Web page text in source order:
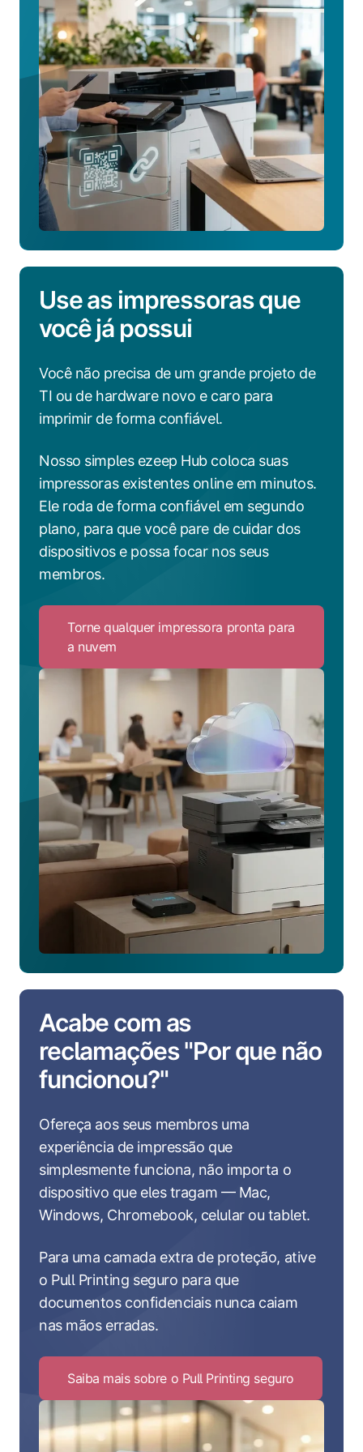
o
Self-
Join
Use as impressoras que
você já possui
Você não precisa de um grande projeto de
TI ou de hardware novo e caro para
imprimir de forma confiável.
Nosso simples ezeep Hub coloca suas
impressoras existentes online em minutos.
Ele roda de forma confiável em segundo
plano, para que você pare de cuidar dos
dispositivos e possa focar nos seus
membros.
Torne qualquer impressora pronta para
a nuvem
to
Torne
impressora
pronta
para
nuvem
Acabe com as
reclamações "Por que não
funcionou?"
Ofereça aos seus membros uma
experiência de impressão que
simplesmente funciona, não importa o
dispositivo que eles tragam — Mac,
Windows, Chromebook, celular ou tablet.
Para uma camada extra de proteção, ative
o Pull Printing seguro para que
documentos confidenciais nunca caiam
nas mãos erradas.
Saiba mais sobre o Pull Printing seguro
to
mais